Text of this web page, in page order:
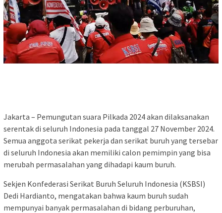
Jakarta – Pemungutan suara Pilkada 2024 akan dilaksanakan
serentak di seluruh Indonesia pada tanggal 27 November 2024.
Semua anggota serikat pekerja dan serikat buruh yang tersebar
di seluruh Indonesia akan memiliki calon pemimpin yang bisa
merubah permasalahan yang dihadapi kaum buruh.
Sekjen Konfederasi Serikat Buruh Seluruh Indonesia (KSBSI)
Dedi Hardianto, mengatakan bahwa kaum buruh sudah
mempunyai banyak permasalahan di bidang perburuhan,